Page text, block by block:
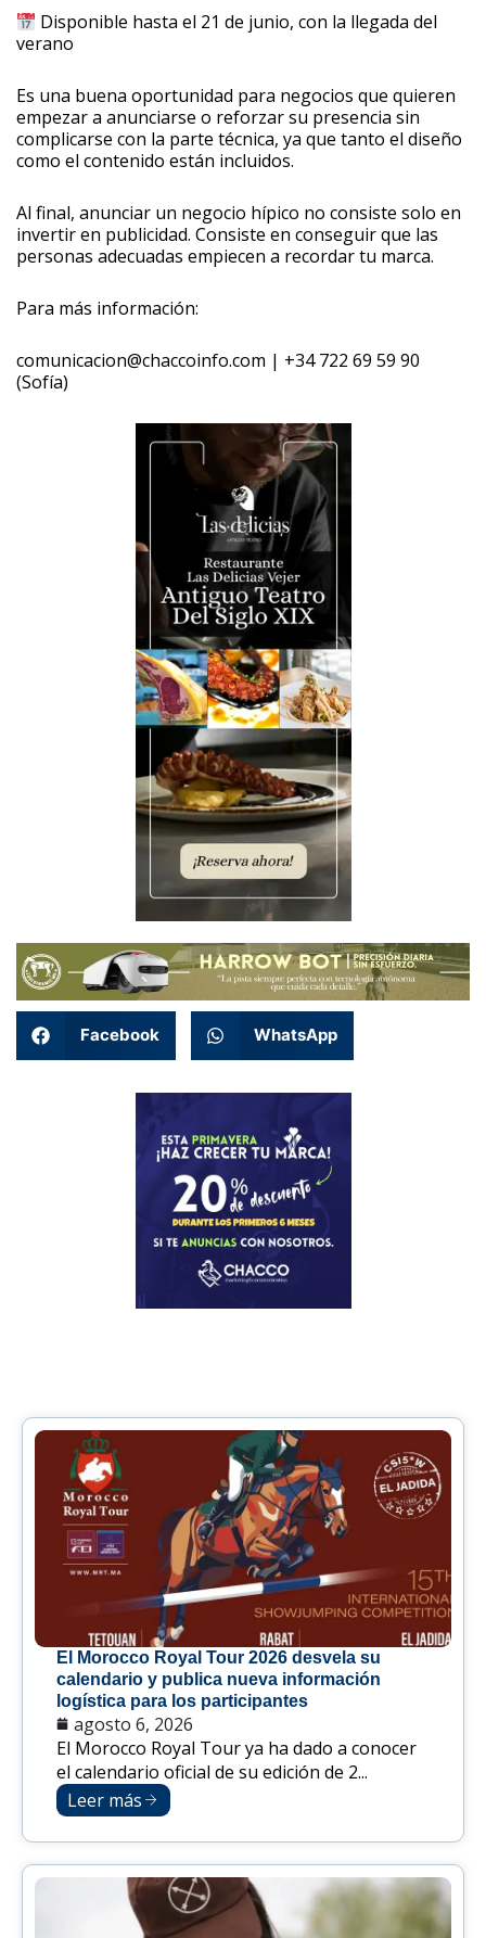
Disponible hasta el 21 de junio, con la llegada del
verano
Es una buena oportunidad para negocios que quieren
empezar a anunciarse o reforzar su presencia sin
complicarse con la parte técnica, ya que tanto el diseño
como el contenido están incluidos.
Al final, anunciar un negocio hípico no consiste solo en
invertir en publicidad. Consiste en conseguir que las
personas adecuadas empiecen a recordar tu marca.
Para más información:
comunicacion@chaccoinfo.com | +34 722 69 59 90
(Sofía)
Facebook WhatsApp
El Morocco Royal Tour 2026 desvela su
calendario y publica nueva información
logística para los participantes
agosto 6, 2026
El Morocco Royal Tour ya ha dado a conocer
el calendario oficial de su edición de 2...
Leer más